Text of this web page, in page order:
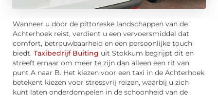
Wanneer u door de pittoreske landschappen van de
Achterhoek reist, verdient u een vervoersmiddel dat
comfort, betrouwbaarheid en een persoonlijke touch
biedt. Taxibedrijf Buiting uit Stokkum begrijpt dit en
streeft ernaar om meer te zijn dan alleen een rit van
punt A naar B. Het kiezen voor een taxi in de Achterhoek
betekent kiezen voor stressvrij reizen, waarbij u zich
kunt laten onderdompelen in de schoonheid van de